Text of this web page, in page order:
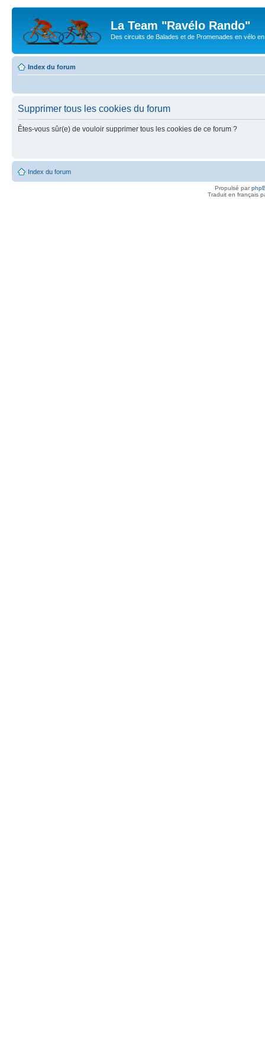
La Team "Ravélo Rando"
Des circuits de Balades et de Promenades en vélo
Index du forum
Supprimer tous les cookies du forum
Êtes-vous sûr(e) de vouloir supprimer tous les cookies de ce forum ?
Index du forum
Propulsé par
Traduit en français